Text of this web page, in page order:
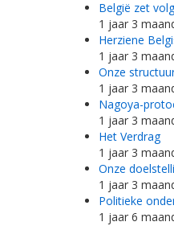
België zet
1 jaar 3
Herziene
1 jaar 3
Onze
1 jaar 3
Nagoya-
1 jaar 3
Het Verdrag
1 jaar 3
Onze
1 jaar 3
Politieke
1 jaar 6